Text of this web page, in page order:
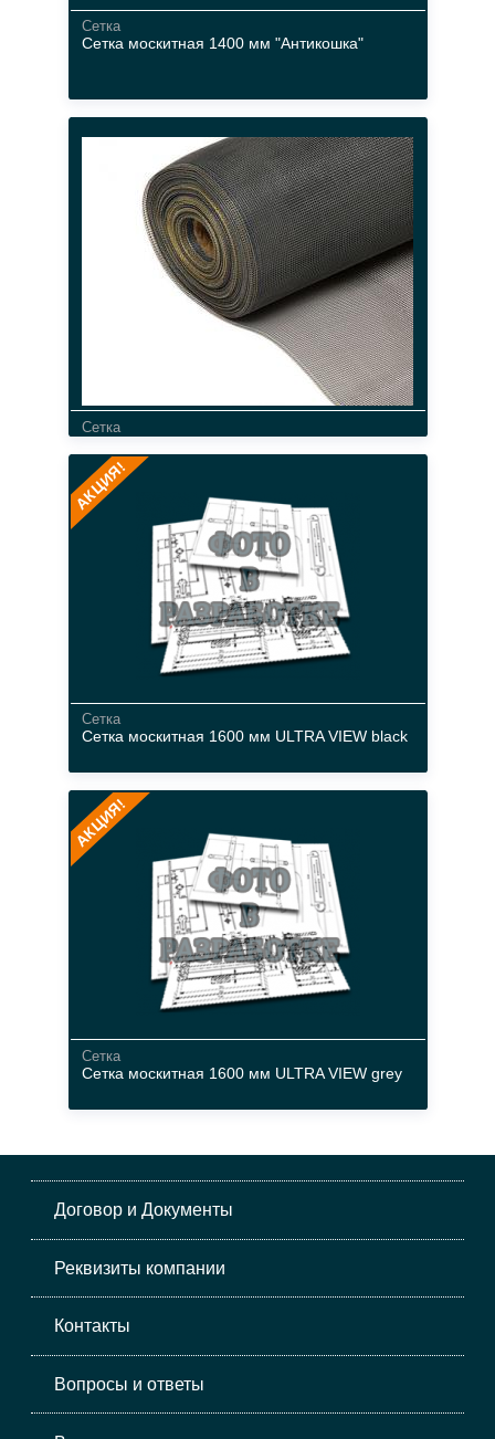
Сетка
Сетка москитная 1400 мм "Антикошка"
белый
Сетка
материал
Сетка
Сетка москитная 1600 мм ULTRA VIEW black
АКЦИЯ!
стекловолокно
черный
Сетка
Сетка москитная 1600 мм ULTRA VIEW grey
АКЦИЯ!
Договор и Документы
Реквизиты компании
Контакты
Вопросы и ответы